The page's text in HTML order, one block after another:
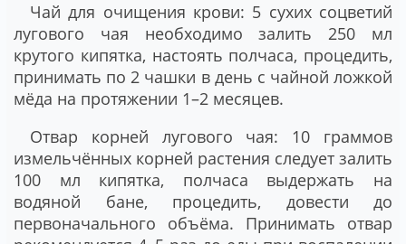
Чай для очищения крови: 5 сухих соцветий
лугового чая необходимо залить 250 мл
крутого кипятка, настоять полчаса, процедить,
принимать по 2 чашки в день с чайной ложкой
мёда на протяжении 1–2 месяцев.
Отвар корней лугового чая: 10 граммов
измельчённых корней растения следует залить
100 мл кипятка, полчаса выдержать на
водяной бане, процедить, довести до
первоначального объёма. Принимать отвар